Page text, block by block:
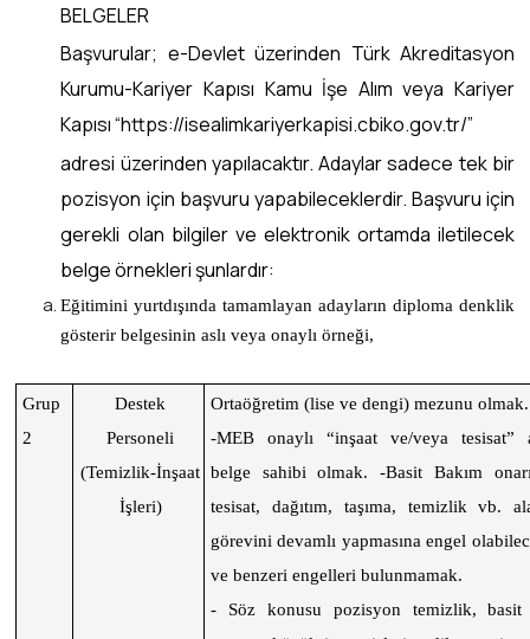
BELGELER
Başvurular; e-Devlet üzerinden Türk Akreditasyon
Kurumu-Kariyer Kapısı Kamu İşe Alım veya Kariyer
Kapısı “https://isealimkariyerkapisi.cbiko.gov.tr/”
adresi üzerinden yapılacaktır. Adaylar sadece tek bir
pozisyon için başvuru yapabileceklerdir. Başvuru için
gerekli olan bilgiler ve elektronik ortamda iletilecek
belge örnekleri şunlardır:
Eğitimini yurtdışında tamamlayan adayların diploma denklik
gösterir belgesinin aslı veya onaylı örneği,
Grup
2
Destek
Personeli
(Temizlik-İnşaat
İşleri)
Ortaöğretim (lise ve dengi) mezunu olmak.
-MEB onaylı “inşaat ve/veya tesisat”
belge sahibi olmak. -Basit Bakım
tesisat, dağıtım, taşıma, temizlik vb.
görevini devamlı yapmasına engel
ve benzeri engelleri bulunmamak.
- Söz konusu pozisyon temizlik, basit